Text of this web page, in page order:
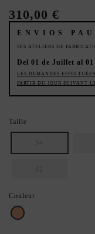
310,00 €
ENVIOS
SES ATELIERS DE
Del 01 de Juillet al
LES DEMANDES
PARTIR DU JOUR SUIVANT
Taille
Couleur
Pêche